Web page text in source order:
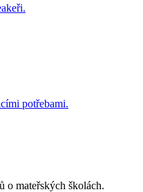
potřebami.
o mateřských školách.